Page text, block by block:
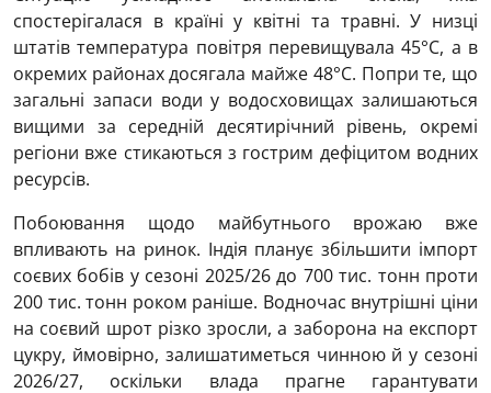
спостерігалася в країні у квітні та травні. У низці
штатів температура повітря перевищувала 45°C, а в
окремих районах досягала майже 48°C. Попри те, що
загальні запаси води у водосховищах залишаються
вищими за середній десятирічний рівень, окремі
регіони вже стикаються з гострим дефіцитом водних
ресурсів.
Побоювання щодо майбутнього врожаю вже
впливають на ринок. Індія планує збільшити імпорт
соєвих бобів у сезоні 2025/26 до 700 тис. тонн проти
200 тис. тонн роком раніше. Водночас внутрішні ціни
на соєвий шрот різко зросли, а заборона на експорт
цукру, ймовірно, залишатиметься чинною й у сезоні
2026/27, оскільки влада прагне гарантувати